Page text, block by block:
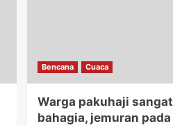
Bencana Cuaca
Warga pakuhaji sangat
bahagia, jemuran pada